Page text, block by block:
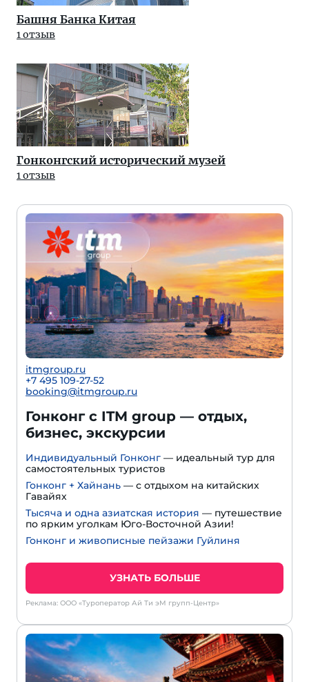
Башня Банка Китая
1 отзыв
Гонконгский исторический музей
1 отзыв
itmgroup.ru
+7 495 109-27-52
booking@itmgroup.ru
Гонконг с ITM group — отдых,
бизнес, экскурсии
Индивидуальный Гонконг — идеальный тур для
самостоятельных туристов
Гонконг + Хайнань — с отдыхом на китайских
Гавайях
Тысяча и одна азиатская история — путешествие
по ярким уголкам Юго-Восточной Азии!
Гонконг и живописные пейзажи Гуйлиня
УЗНАТЬ БОЛЬШЕ
Реклама: ООО «Туроператор Ай Ти эМ групп-Центр»